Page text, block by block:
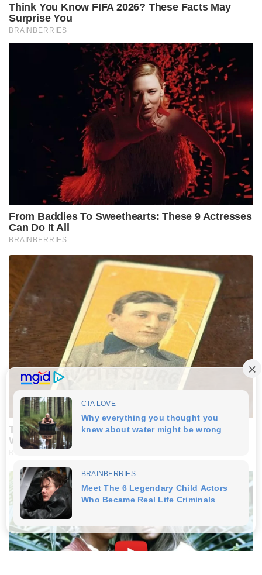
Think You Know FIFA 2026? These Facts May
Surprise You
BRAINBERRIES
From Baddies To Sweethearts: These 9 Actresses
Can Do It All
BRAINBERRIES
The Rarest And Most Valuable Card In The Whole
World